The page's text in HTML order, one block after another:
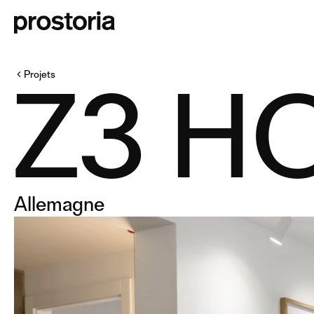
Projets
Z3
Allemagne